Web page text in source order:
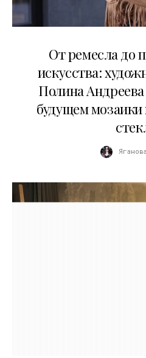
От ремесла до
искусства:
Полина
будущем